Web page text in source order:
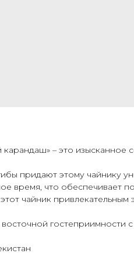
карандаш» – это изысканное
придают этому чайнику
время, что обеспечивает
чайник